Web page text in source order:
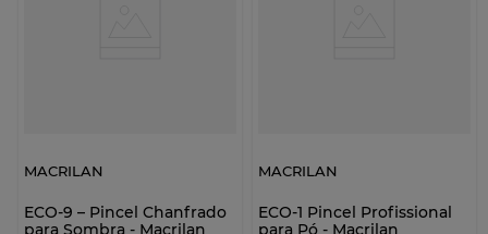
MACRILAN
ECO-9 – Pincel Chanfrado
para Sombra - Macrilan
MACRILAN
ECO-1 Pincel Profissional
para Pó - Macrilan